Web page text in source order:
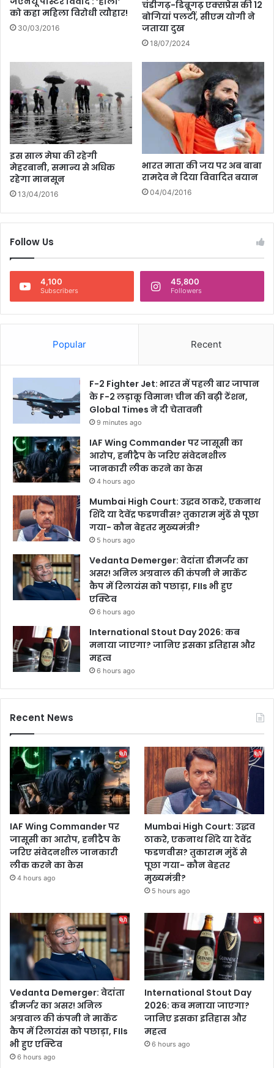
दं
डि
तं
की
ले
में
भा
र
त
प
र
ही
ल
गा
ए
को कहा महिला विरोधी त्यौहार!
30/03/2016
चंडीगढ़-डिब्रूगढ़ एक्सप्रेस की 12
बोगियां पलटीं, सीएम योगी ने
जताया दुख
18/07/2024
इस साल मेघा की रहेगी
मेहरबानी, समान्य से अधिक
रहेगा मानसून
13/04/2016
भारत माता की जय पर अब बाबा
रामदेव ने दिया विवादित बयान
04/04/2016
Follow Us
4,100
Subscribers
45,800
Followers
Popular Recent
F-2 Fighter Jet: भारत में पहली बार जापान
के F-2 लड़ाकू विमान! चीन की बढ़ी टेंशन,
Global Times ने दी चेतावनी
9 minutes ago
IAF Wing Commander पर जासूसी का
आरोप, हनीट्रैप के जरिए संवेदनशील
जानकारी लीक करने का केस
4 hours ago
Mumbai High Court: उद्धव ठाकरे, एकनाथ
शिंदे या देवेंद्र फडणवीस? तुकाराम मुंढें से पूछा
गया- कौन बेहतर मुख्यमंत्री?
5 hours ago
Vedanta Demerger: वेदांता डीमर्जर का
असर! अनिल अग्रवाल की कंपनी ने मार्केट
कैप में रिलायंस को पछाड़ा, FIIs भी हुए
एक्टिव
6 hours ago
International Stout Day 2026: कब
मनाया जाएगा? जानिए इसका इतिहास और
महत्व
6 hours ago
Recent News
IAF Wing Commander पर
जासूसी का आरोप, हनीट्रैप के
जरिए संवेदनशील जानकारी
लीक करने का केस
4 hours ago
Mumbai High Court: उद्धव
ठाकरे, एकनाथ शिंदे या देवेंद्र
फडणवीस? तुकाराम मुंढें से
पूछा गया- कौन बेहतर
मुख्यमंत्री?
5 hours ago
Vedanta Demerger: वेदांता
डीमर्जर का असर! अनिल
अग्रवाल की कंपनी ने मार्केट
कैप में रिलायंस को पछाड़ा, FIIs
भी हुए एक्टिव
6 hours ago
International Stout Day
2026: कब मनाया जाएगा?
जानिए इसका इतिहास और
महत्व
6 hours ago